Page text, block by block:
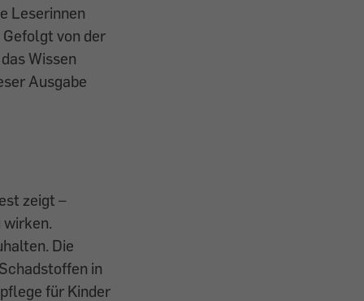
Leserinnen
von der
Wissen
Ausgabe
zeigt –
wirken.
Die
in
für Kinder